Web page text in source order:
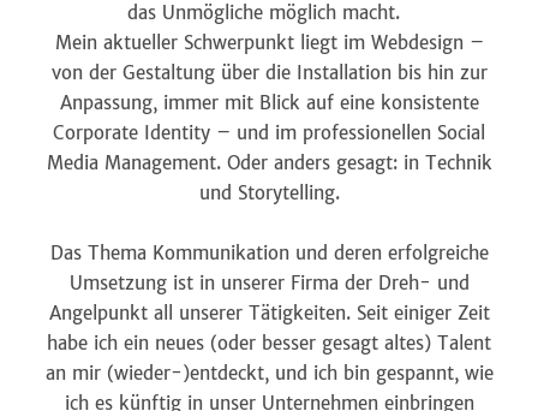
das Unmögliche möglich macht.
Mein aktueller Schwerpunkt liegt im Webdesign –
von der Gestaltung über die Installation bis hin zur
Anpassung, immer mit Blick auf eine konsistente
Corporate Identity – und im professionellen Social
Media Management. Oder anders gesagt: in Technik
und Storytelling.
Das Thema Kommunikation und deren erfolgreiche
Umsetzung ist in unserer Firma der Dreh- und
Angelpunkt all unserer Tätigkeiten. Seit einiger Zeit
habe ich ein neues (oder besser gesagt altes) Talent
an mir (wieder-)entdeckt, und ich bin gespannt, wie
ich es künftig in unser Unternehmen einbringen